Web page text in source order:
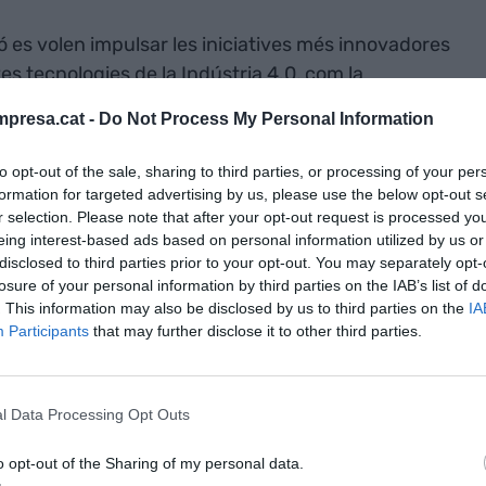
- Do Not Process My Personal Information
opt-out of the sale, sharing to third parties, or processing of your
for targeted advertising by us, please use the below opt-out
selection. Please note that after your opt-out request is processed
interest-based ads based on personal information utilized by us
to third parties prior to your opt-out. You may separately
of your personal information by third parties on the IAB’s list of
This information may also be disclosed by us to third parties on the
Participants that may further disclose it to other third parties.
Data Processing Opt Outs
opt-out of the Sharing of my personal data.
es volen impulsar les iniciatives més innovadores
tecnologies de la Indústria 4.0, com la
l’Internet de les Coses (IoT), el Big
Artificial, en la cadena de valor del sector
ha afirmat que “amb aquest tipus d’iniciatives,
es consolida com a un dels principals
europea”.
d’un pressupost d’entre 10.000 i 30.000
del CZFB, amb equipaments de darrera
per a factories, disseny de sensors,
seguretat criptogràfica, Digital Twin, etc.)
i implementació tecnològica. L’objectiu